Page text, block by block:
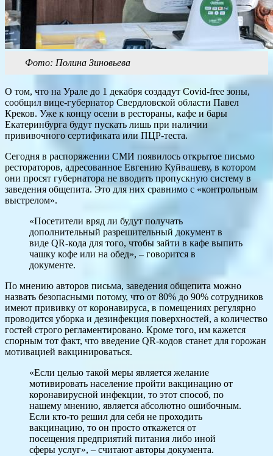
Фото: Полина Зиновьева
О том, что на Урале до 1 декабря создадут Covid-free зоны,
сообщил вице-губернатор Свердловской области Павел
Креков. Уже к концу осени в рестораны, кафе и бары
Екатеринбурга будут пускать лишь при наличии
прививочного сертификата или ПЦР-теста.
Сегодня в распоряжении СМИ появилось открытое письмо
рестораторов, адресованное Евгению Куйвашеву, в котором
они просят губернатора не вводить пропускную систему в
заведения общепита. Это для них сравнимо с «контрольным
выстрелом».
«Посетители вряд ли будут получать
дополнительный разрешительный документ в
виде QR-кода для того, чтобы зайти в кафе выпить
чашку кофе или на обед», – говорится в
документе.
По мнению авторов письма, заведения общепита можно
назвать безопасными потому, что от 80% до 90% сотрудников
имеют прививку от коронавируса, в помещениях регулярно
проводится уборка и дезинфекция поверхностей, а количество
гостей строго регламентировано. Кроме того, им кажется
спорным тот факт, что введение QR-кодов станет для горожан
мотивацией вакцинироваться.
«Если целью такой меры является желание
мотивировать население пройти вакцинацию от
коронавирусной инфекции, то этот способ, по
нашему мнению, является абсолютно ошибочным.
Если кто-то решил для себя не проходить
вакцинацию, то он просто откажется от
посещения предприятий питания либо иной
сферы услуг», – считают авторы документа.